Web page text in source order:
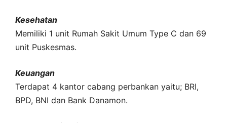
Kesehatan
Memiliki 1 unit Rumah Sakit Umum Type C dan 69
unit Puskesmas.
Keuangan
Terdapat 4 kantor cabang perbankan yaitu; BRI,
BPD, BNI dan Bank Danamon.